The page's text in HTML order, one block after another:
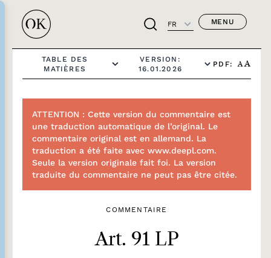
FR MENU
TABLE DES
MATIÈRES
VERSION:
16.01.2026
PDF: A A
ATTENTION : Cette version du commentaire est
une traduction automatique de l’original. Le
commentaire original est en allemand. La
traduction a été faite avec www.deepl.com.
Seule la version originale fait foi. La version
traduite du commentaire ne peut pas être citée.
COMMENTAIRE
Art. 91 LP